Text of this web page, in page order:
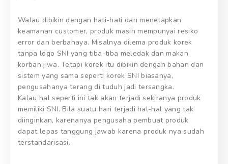
Walau dibikin dengan hati-hati dan menetapkan
keamanan customer, produk masih mempunyai resiko
error dan berbahaya. Misalnya dilema produk korek
tanpa logo SNI yang tiba-tiba meledak dan makan
korban jiwa. Tetapi korek itu dibikin dengan bahan dan
sistem yang sama seperti korek SNI biasanya,
pengusahanya terang di tuduh jadi tersangka.
Kalau hal seperti ini tak akan terjadi sekiranya produk
memiliki SNI. Bila suatu hari terjadi hal-hal yang tak
diinginkan, karenanya pengusaha pembuat produk
dapat lepas tanggung jawab karena produk nya sudah
terstandarisasi.